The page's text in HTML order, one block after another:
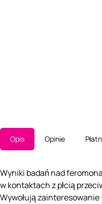
Opis Opinie
Wyniki badań nad
w kontaktach z płcią
Wywołują